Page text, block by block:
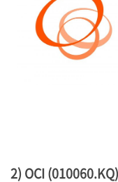
2) OCI (010060.KQ)